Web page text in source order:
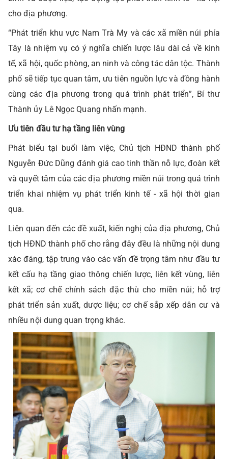
cho địa phương.
“Phát triển khu vực Nam Trà My và các xã miền núi phía
Tây là nhiệm vụ có ý nghĩa chiến lược lâu dài cả về kinh
tế, xã hội, quốc phòng, an ninh và công tác dân tộc. Thành
phố sẽ tiếp tục quan tâm, ưu tiên nguồn lực và đồng hành
cùng các địa phương trong quá trình phát triển”, Bí thư
Thành ủy Lê Ngọc Quang nhấn mạnh.
Ưu tiên đầu tư hạ tầng liên vùng
Phát biểu tại buổi làm việc, Chủ tịch HĐND thành phố
Nguyễn Đức Dũng đánh giá cao tinh thần nỗ lực, đoàn kết
và quyết tâm của các địa phương miền núi trong quá trình
triển khai nhiệm vụ phát triển kinh tế - xã hội thời gian
qua.
Liên quan đến các đề xuất, kiến nghị của địa phương, Chủ
tịch HĐND thành phố cho rằng đây đều là những nội dung
xác đáng, tập trung vào các vấn đề trọng tâm như đầu tư
kết cấu hạ tầng giao thông chiến lược, liên kết vùng, liên
kết xã; cơ chế chính sách đặc thù cho miền núi; hỗ trợ
phát triển sản xuất, dược liệu; cơ chế sắp xếp dân cư và
nhiều nội dung quan trọng khác.